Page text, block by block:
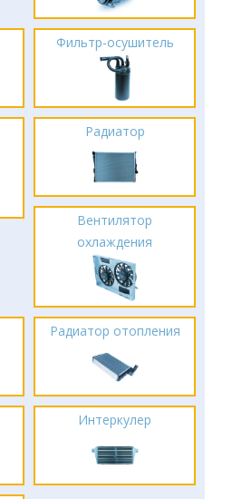
Фильтр-осушитель
Радиатор
Вентилятор
охлаждения
Радиатор отопления
Интеркулер